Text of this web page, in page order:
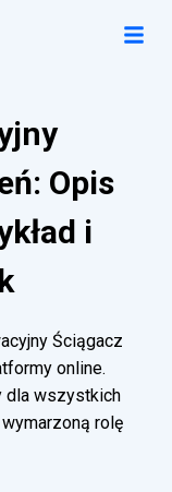
Opis
i
Ściągacz
online.
dla wszystkich
rolę